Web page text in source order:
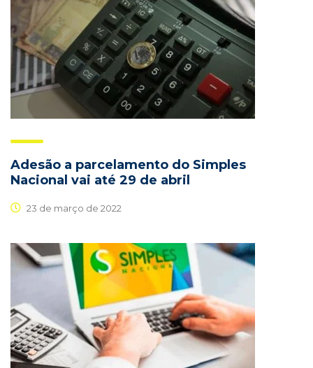
Adesão a parcelamento do Simples
Nacional vai até 29 de abril
23 de março de 2022